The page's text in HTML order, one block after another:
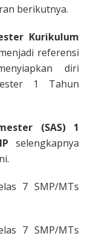
berikutnya.
Kurikulum
referensi
diri
1 Tahun
(SAS) 1
selengkapnya
7 SMP/MTs
7 SMP/MTs